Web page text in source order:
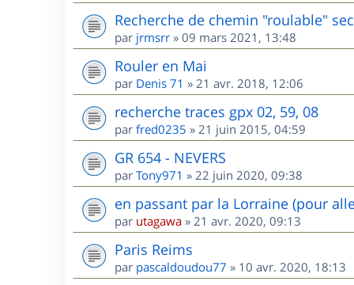
Recherche de chemin "roulable"
par jrmsrr » 09 mars 2021, 13:48
Rouler en Mai
par Denis 71 » 21 avr. 2018, 12:06
recherche traces gpx 02, 59, 08
par fred0235 » 21 juin 2015, 04:59
GR 654 - NEVERS
par Tony971 » 22 juin 2020, 09:38
en passant par la Lorraine (pour
par utagawa » 21 avr. 2020, 09:13
Paris Reims
par pascaldoudou77 » 10 avr. 2020, 18:13